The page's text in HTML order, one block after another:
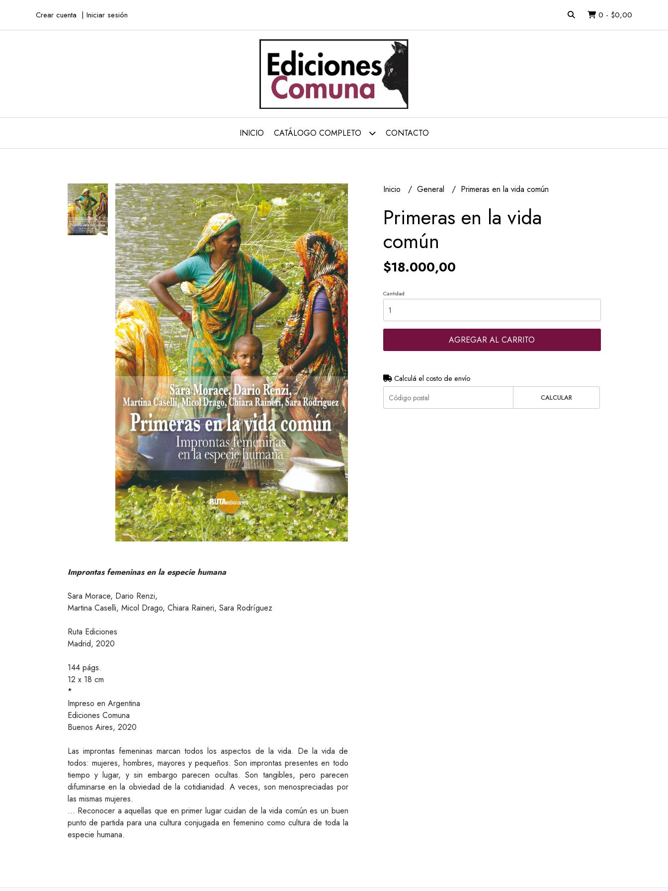
Crear cuenta Iniciar sesión 0 - $0,00
INICIO CATÁLOGO COMPLETO CONTACTO
Improntas femeninas en la especie humana
Sara Morace, Dario Renzi,
Martina Caselli, Micol Drago, Chiara Raineri, Sara Rodríguez
​Ruta Ediciones
Madrid, 2020
144 págs.
12 x 18 cm
*
Impreso en Argentina
Ediciones Comuna
Buenos Aires, 2020
Las improntas femeninas marcan todos los aspectos de la vida. De la vida de
todos: mujeres, hombres, mayores y pequeños. Son improntas presentes en todo
tiempo y lugar, y sin embargo parecen ocultas. Son tangibles, pero parecen
difuminarse en la obviedad de la cotidianidad. A veces, son menospreciadas por
las mismas mujeres.
… Reconocer a aquellas que en primer lugar cuidan de la vida común es un buen
punto de partida para una cultura conjugada en femenino como cultura de toda la
especie humana.
Inicio General Primeras en la vida común
Primeras en la vida
común
$18.000,00
Cantidad
AGREGAR AL CARRITO
Calculá el costo de envío
CALCULAR